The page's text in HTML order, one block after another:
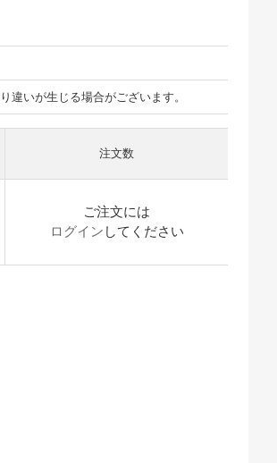
違いが生じる場合がございます。
注文数
ご注文には
ログイン してください